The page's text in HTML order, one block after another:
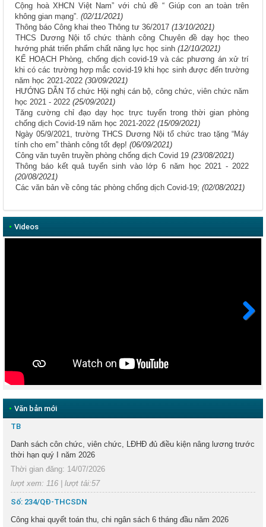
Cộng hoà XHCN Việt Nam” với chủ đề “ Giúp con an toàn trên
không gian mạng”. (02/11/2021)
Thông báo Công khai theo Thông tư 36/2017 (13/10/2021)
THCS Dương Nội tổ chức thành công Chuyên đề dạy học theo
hướng phát triển phẩm chất năng lực học sinh (12/10/2021)
KẾ HOẠCH Phòng, chống dịch covid-19 và các phương án xử trí
khi có các trường hợp mắc covid-19 khi học sinh được đến trường
năm học 2021-2022 (30/09/2021)
HƯỚNG DẪN Tổ chức Hội nghị cán bộ, công chức, viên chức năm
học 2021 - 2022 (25/09/2021)
Tăng cường chỉ đạo dạy học trực tuyến trong thời gian phòng
chống dịch Covid-19 năm học 2021-2022 (15/09/2021)
Ngày 05/9/2021, trường THCS Dương Nội tổ chức trao tặng “Máy
tính cho em” thành công tốt đẹp! (06/09/2021)
Công văn tuyên truyền phòng chống dịch Covid 19 (23/08/2021)
Thông báo kết quả tuyển sinh vào lớp 6 năm học 2021 - 2022
(20/08/2021)
Các văn bản về công tác phòng chống dịch Covid-19; (02/08/2021)
• Videos
• Văn bản mới
TB
Danh sách côn chức, viên chức, LĐHĐ đủ điều kiện nâng lương trước
thời hạn quý I năm 2026
Thời gian đăng: 14/07/2026
lượt xem: 116 | lượt tải:57
Số: 234/QĐ-THCSDN
Công khai quyết toán thu, chi ngân sách 6 tháng đầu năm 2026